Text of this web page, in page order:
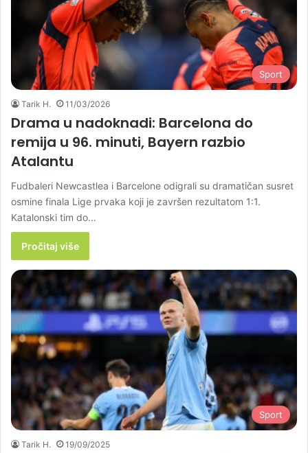
Sport
Tarik H. 11/03/2026
Drama u nadoknadi: Barcelona do
remija u 96. minuti, Bayern razbio
Atalantu
Fudbaleri Newcastlea i Barcelone odigrali su dramatičan susret
osmine finala Lige prvaka koji je završen rezultatom 1:1.
Katalonski tim do…
Pročitaj više
Sport
Tarik H. 19/09/2025